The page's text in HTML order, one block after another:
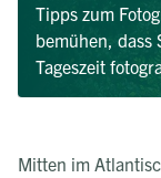
Tipps zum
bemühen, dass
Tageszeit
Mitten im